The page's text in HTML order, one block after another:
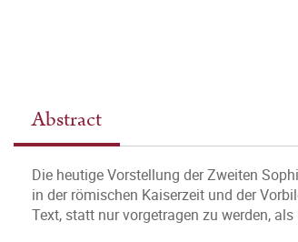
Abstract
Die heutige Vorstellung der Zweiten
in der römischen Kaiserzeit und der
Text, statt nur vorgetragen zu werden,